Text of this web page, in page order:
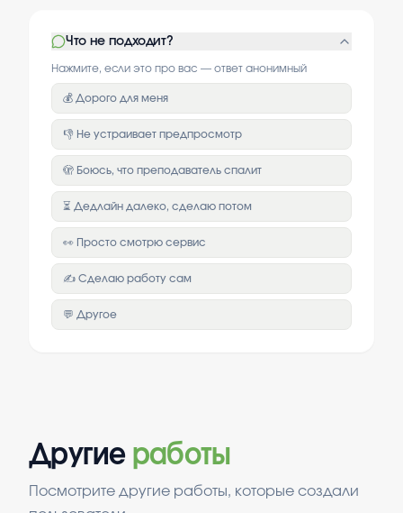
Что не подходит?
Нажмите, если это про вас — ответ анонимный
💰 Дорого для меня
👎 Не устраивает предпросмотр
🫣 Боюсь, что преподаватель спалит
⏳ Дедлайн далеко, сделаю потом
👀 Просто смотрю сервис
✍️ Сделаю работу сам
💬 Другое
Другие работы
Посмотрите другие работы, которые создали